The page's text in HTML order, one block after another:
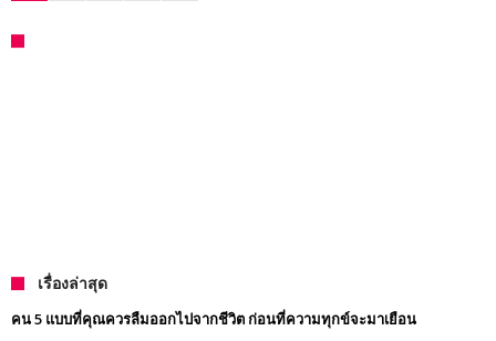
เรื่องล่าสุด
คน 5 แบบที่คุณควรลืมออกไปจากชีวิต ก่อนที่ความทุกข์จะมาเยือน